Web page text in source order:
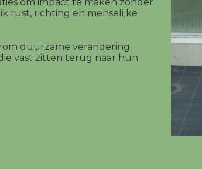
rust, richting en menselijke
duurzame verandering
vast zitten terug naar hun